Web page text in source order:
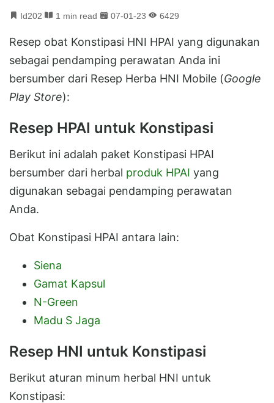
Id202 1 min read 07-01-23 6429
Resep obat Konstipasi HNI HPAI yang digunakan
sebagai pendamping perawatan Anda ini
bersumber dari Resep Herba HNI Mobile (Google
Play Store):
Resep HPAI untuk Konstipasi
Berikut ini adalah paket Konstipasi HPAI
bersumber dari herbal produk HPAI yang
digunakan sebagai pendamping perawatan
Anda.
Obat Konstipasi HPAI antara lain:
Siena
Gamat Kapsul
N-Green
Madu S Jaga
Resep HNI untuk Konstipasi
Berikut aturan minum herbal HNI untuk
Konstipasi: